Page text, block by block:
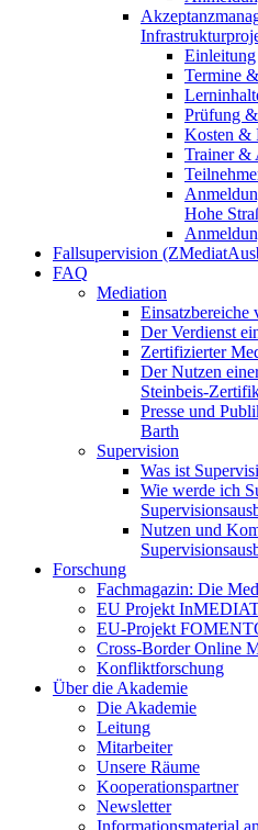
Einleitung
Termine
Prüfung
Kosten &
Trainer &
Hohe
Fallsupervision
FAQ
Mediation
Einsatzbereiche
Der Verdienst
Zertifizierter
Der Nutzen
Steinbeis-
Presse und
Barth
Supervision
Was ist
Wie werde ich
Nutzen und
Forschung
Fachmagazin: Die
EU Projekt
EU-Projekt
Cross-Border Online
Konfliktforschung
Über die Akademie
Die Akademie
Leitung
Mitarbeiter
Unsere Räume
Kooperationspartner
Newsletter
Informationsmaterial